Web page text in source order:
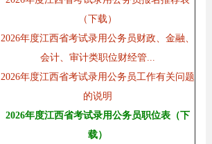
（下载）
2026年度江西省考试录用公务员财政、金融、
会计、审计类职位财经管...
2026年度江西省考试录用公务员工作有关问题
的说明
2026年度江西省考试录用公务员职位表（下
载）